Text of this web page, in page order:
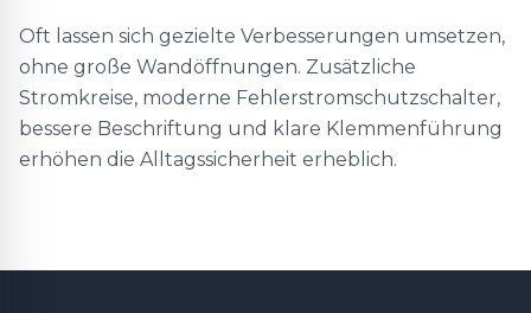
Oft lassen sich gezielte Verbesserungen umsetzen,
ohne große Wandöffnungen. Zusätzliche
Stromkreise, moderne Fehlerstromschutzschalter,
bessere Beschriftung und klare Klemmenführung
erhöhen die Alltagssicherheit erheblich.